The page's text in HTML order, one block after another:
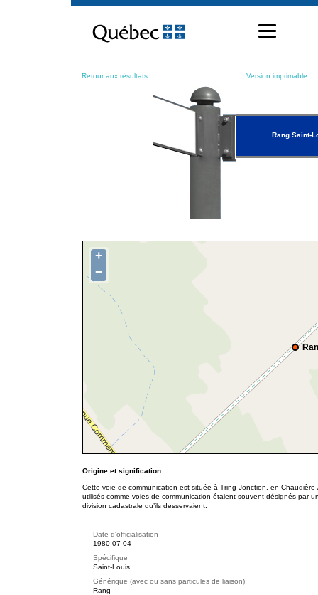
contenu
Retour aux résultats Version imprimable
Rang Saint-
+
−
Origine et signification
Cette voie de communication est située à Tring-Jonction, en
utilisés comme voies de communication étaient souvent désignés par
division cadastrale qu’ils desservaient.
Date d'officialisation
1980-07-04
Spécifique
Saint-Louis
Générique (avec ou sans particules de liaison)
Rang